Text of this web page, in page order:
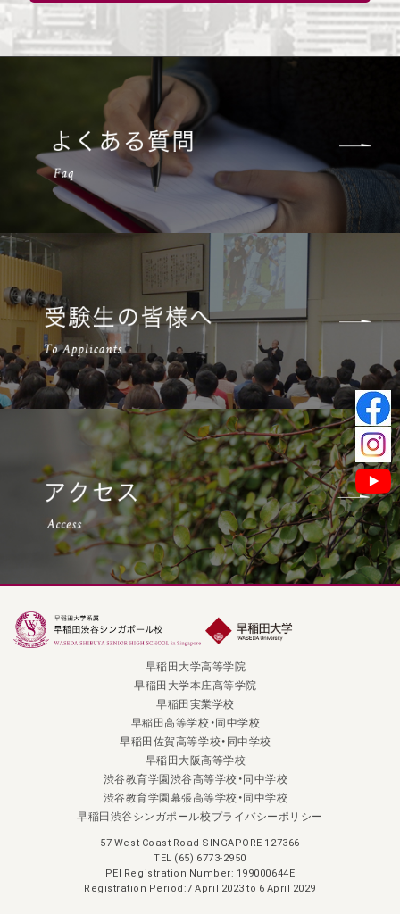
早稲田大学高等学院
早稲田大学本庄高等学院
早稲田実業学校
早稲田高等学校・同中学校
早稲田佐賀高等学校・同中学校
早稲田大阪高等学校
渋谷教育学園渋谷高等学校・同中学校
渋谷教育学園幕張高等学校・同中学校
早稲田渋谷シンガポール校プライバシーポリシー
57 West Coast Road SINGAPORE 127366
TEL (65) 6773-2950
PEI Registration Number: 199000644E
Registration Period:7 April 2023 to 6 April 2029